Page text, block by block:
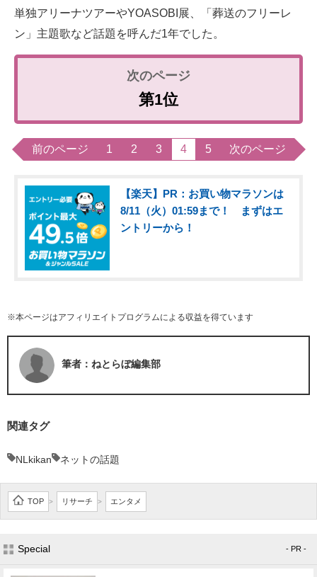
単独アリーナツアーやYOASOBI展、「葬送のフリーレ
ン」主題歌など話題を呼んだ1年でした。
第1位
前のページ 1 2 3 4 5 次のページ
【楽天】PR：お買い物マラソンは
8/11（火）01:59まで！ まずはエ
ントリーから！
※本ページはアフィリエイトプログラムによる収益を得ています
筆者：ねとらぼ編集部
関連タグ
NLkikan ネットの話題
TOP > リサーチ > エンタメ
Special - PR -